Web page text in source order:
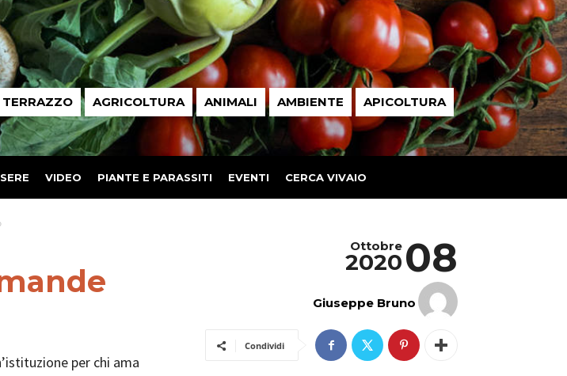
AGRICOLTURA ANIMALI AMBIENTE APICOLTURA
VIDEO PIANTE E PARASSITI EVENTI CERCA VIVAIO
per chi ama
08
Ottobre
2020
Giuseppe Bruno
Condividi